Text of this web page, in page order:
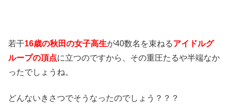
若干16歳の秋田の女子高生が40数名を束ねるアイドルグ
ループの頂点に立つのですから、その重圧たるや半端なか
ったでしょうね。
どんないきさつでそうなったのでしょう？？？